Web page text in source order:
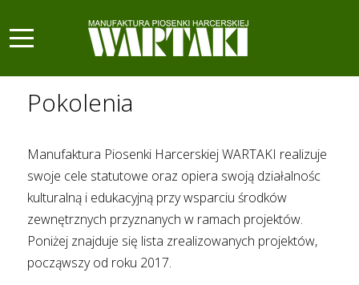
Mobile Menu Toggle
Pokolenia
Manufaktura Piosenki Harcerskiej WARTAKI realizuje
swoje cele statutowe oraz opiera swoją działalnośc
kulturalną i edukacyjną przy wsparciu środków
zewnętrznych przyznanych w ramach projektów.
Poniżej znajduje się lista zrealizowanych projektów,
począwszy od roku 2017.